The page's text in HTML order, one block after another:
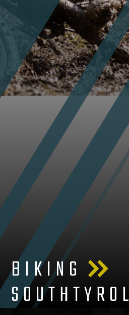
BIKING
SOUTHTYROL